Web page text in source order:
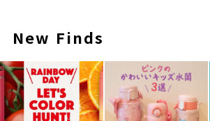
New Finds